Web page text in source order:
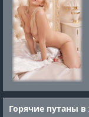
Горячие путаны